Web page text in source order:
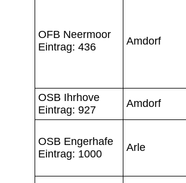
OFB Neermoor
Eintrag: 436
Amdorf
OSB Ihrhove
Eintrag: 927
Amdorf
OSB Engerhafe
Eintrag: 1000
Arle